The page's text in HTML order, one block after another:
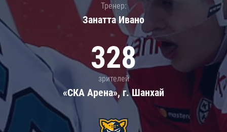
Тренер:
Занатта Иванo
328
зрителей
«СКА Арена», г. Шанхай